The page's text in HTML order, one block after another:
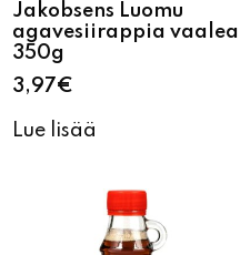
Jakobsens Luomu
agavesiirappia vaalea
350g
3,97€
Lue lisää